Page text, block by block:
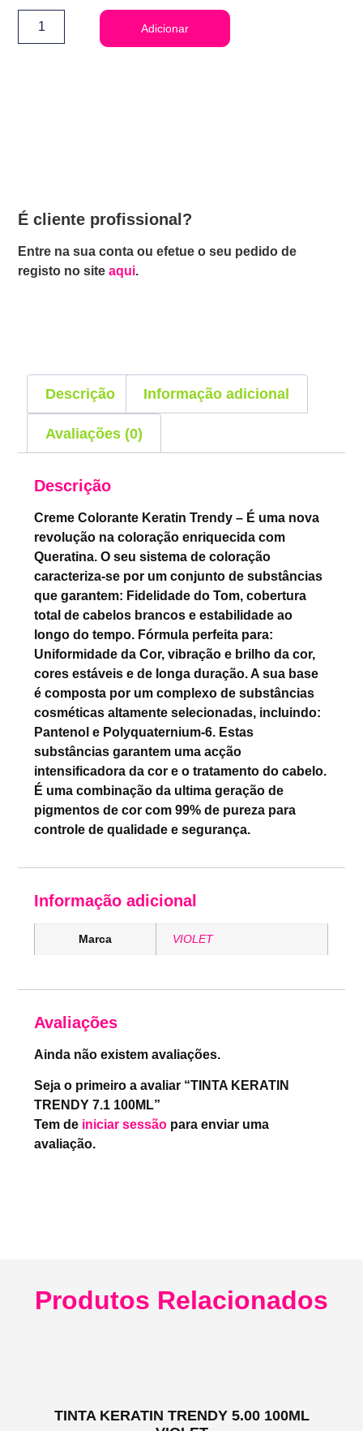
Adicionar
É cliente profissional?
Entre na sua conta ou efetue o seu pedido de
registo no siteaqui.
Descrição Informação adicional
Avaliações (0)
Descrição
Creme Colorante Keratin Trendy – É uma nova
revolução na coloração enriquecida com
Queratina. O seu sistema de coloração
caracteriza-se por um conjunto de substâncias
que garantem: Fidelidade do Tom, cobertura
total de cabelos brancos e estabilidade ao
longo do tempo. Fórmula perfeita para:
Uniformidade da Cor, vibração e brilho da cor,
cores estáveis e de longa duração. A sua base
é composta por um complexo de substâncias
cosméticas altamente selecionadas, incluindo:
Pantenol e Polyquaternium-6. Estas
substâncias garantem uma acção
intensificadora da cor e o tratamento do cabelo.
É uma combinação da ultima geração de
pigmentos de cor com 99% de pureza para
controle de qualidade e segurança.
Informação adicional
Marca VIOLET
Avaliações
Ainda não existem avaliações.
Seja o primeiro a avaliar “TINTA KERATIN
TRENDY 7.1 100ML”
Tem de iniciar sessão para enviar uma
avaliação.
Produtos Relacionados
TINTA KERATIN TRENDY 5.00 100ML